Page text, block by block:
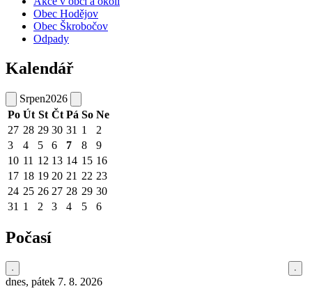
Obec Hodějov
Obec Škrobočov
Odpady
Kalendář
Srpen2026
Po Út St Čt Pá So Ne
27 28 29 30 31 1
2
3
4 5 6 7 8
9
10 11 12 13 14 15 16
17 18 19 20 21 22 23
24 25 26 27 28 29 30
31 1 2 3 4 5 6
Počasí
dnes, pátek 7. 8. 2026